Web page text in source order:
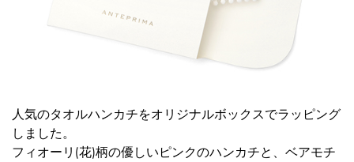
人気のタオルハンカチをオリジナルボックスでラッピング
しました。
フィオーリ(花)柄の優しいピンクのハンカチと、ベアモチ